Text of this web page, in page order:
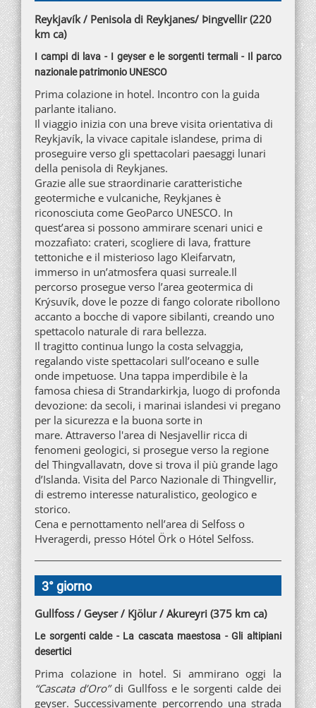
Reykjavík / Penisola di Reykjanes/ Þingvellir (220
km ca)
I campi di lava - I geyser e le sorgenti termali - Il parco
nazionale patrimonio UNESCO
Prima colazione in hotel. Incontro con la guida
parlante italiano.
Il viaggio inizia con una breve visita orientativa di
Reykjavík, la vivace capitale islandese, prima di
proseguire verso gli spettacolari paesaggi lunari
della penisola di Reykjanes.
Grazie alle sue straordinarie caratteristiche
geotermiche e vulcaniche, Reykjanes è
riconosciuta come GeoParco UNESCO. In
quest’area si possono ammirare scenari unici e
mozzafiato: crateri, scogliere di lava, fratture
tettoniche e il misterioso lago Kleifarvatn,
immerso in un’atmosfera quasi surreale.Il
percorso prosegue verso l’area geotermica di
Krýsuvík, dove le pozze di fango colorate ribollono
accanto a bocche di vapore sibilanti, creando uno
spettacolo naturale di rara bellezza.
Il tragitto continua lungo la costa selvaggia,
regalando viste spettacolari sull’oceano e sulle
onde impetuose. Una tappa imperdibile è la
famosa chiesa di Strandarkirkja, luogo di profonda
devozione: da secoli, i marinai islandesi vi pregano
per la sicurezza e la buona sorte in
mare. Attraverso l'area di Nesjavellir ricca di
fenomeni geologici, si prosegue verso la regione
del Thingvallavatn, dove si trova il più grande lago
d’Islanda. Visita del Parco Nazionale di Thingvellir,
di estremo interesse naturalistico, geologico e
storico.
Cena e pernottamento nell’area di Selfoss o
Hveragerdi, presso Hótel Örk o Hótel Selfoss.
3° giorno
Gullfoss / Geyser / Kjölur / Akureyri (375 km ca)
Le sorgenti calde - La cascata maestosa - Gli altipiani
desertici
Prima colazione in hotel. Si ammirano oggi la
“Cascata d’Oro” di Gullfoss e le sorgenti calde dei
geyser. Successivamente percorrendo una strada